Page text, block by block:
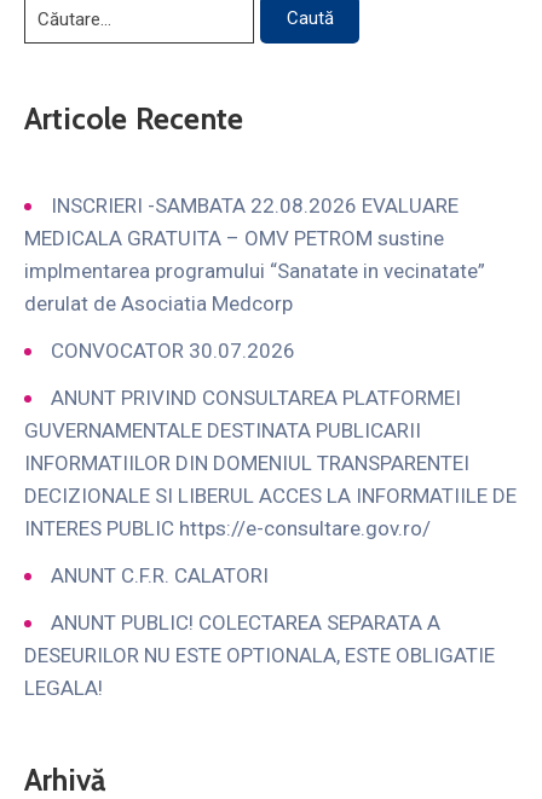
Articole Recente
INSCRIERI -SAMBATA 22.08.2026 EVALUARE
MEDICALA GRATUITA – OMV PETROM sustine
implmentarea programului “Sanatate in vecinatate”
derulat de Asociatia Medcorp
CONVOCATOR 30.07.2026
ANUNT PRIVIND CONSULTAREA PLATFORMEI
GUVERNAMENTALE DESTINATA PUBLICARII
INFORMATIILOR DIN DOMENIUL TRANSPARENTEI
DECIZIONALE SI LIBERUL ACCES LA INFORMATIILE DE
INTERES PUBLIC https://e-consultare.gov.ro/
ANUNT C.F.R. CALATORI
ANUNT PUBLIC! COLECTAREA SEPARATA A
DESEURILOR NU ESTE OPTIONALA, ESTE OBLIGATIE
LEGALA!
Arhivă